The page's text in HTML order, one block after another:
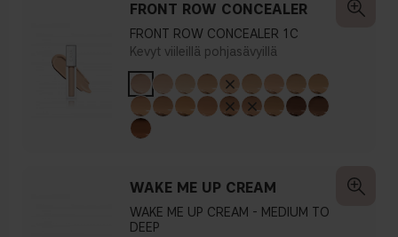
FRONT ROW CONCEALER
FRONT ROW CONCEALER 1C
Kevyt viileillä pohjasävyillä
WAKE ME UP CREAM
WAKE ME UP CREAM - MEDIUM TO
DEEP